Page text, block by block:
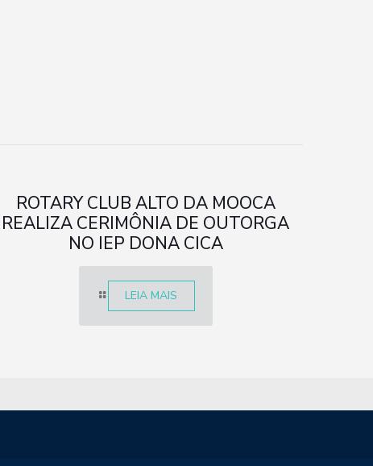
ROTARY CLUB ALTO DA MOOCA
REALIZA CERIMÔNIA DE OUTORGA
NO IEP DONA CICA
LEIA MAIS